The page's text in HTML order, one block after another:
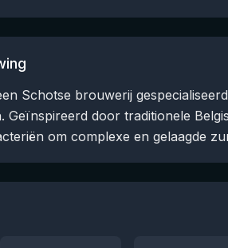
Schotse brouwerij
Geïnspireerd door traditionele
om complexe en gelaagde